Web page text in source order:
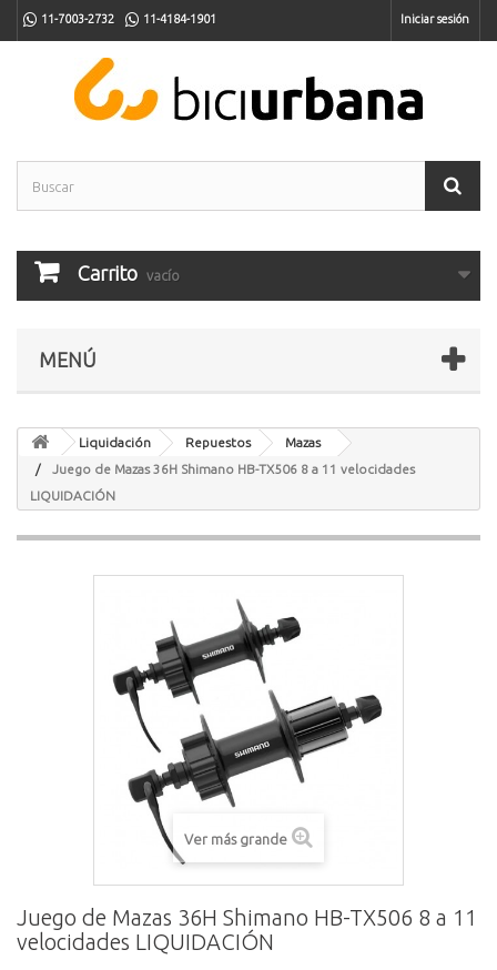
11-7003-2732 11-4184-1901 Iniciar sesión
Carrito vacío
MENÚ
Liquidación Repuestos
Mazas
Juego de Mazas 36H Shimano HB-TX506 8 a 11 velocidades
LIQUIDACIÓN
Ver más grande
Juego de Mazas 36H Shimano HB-TX506 8 a 11
velocidades LIQUIDACIÓN